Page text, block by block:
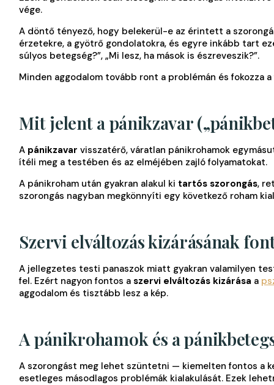
vége.
A döntő tényező, hogy belekerül-e az érintett a
érzetekre, a gyötrő gondolatokra, és egyre inkább tart
súlyos betegség?”, „Mi lesz, ha mások is észreveszik?”.
Minden aggodalom tovább ront a problémán és fokozza
Mit jelent a pánikzavar
A pánikzavar visszatérő, váratlan pánikrohamok
ítéli meg a testében és az elméjében zajló folyamatokat.
A pánikroham után gyakran alakul ki tartós szorongás,
szorongás nagyban megkönnyíti egy következő roham
Szervi elváltozás kizárásának
A jellegzetes testi panaszok miatt gyakran valamilyen
fel. Ezért nagyon fontos aszervi elváltozás kizárása a
aggodalom és tisztább lesz a kép.
A pánikrohamok és a
A szorongást meg lehet szüntetni — kiemelten fontos a
esetleges másodlagos problémák kialakulását. Ezek